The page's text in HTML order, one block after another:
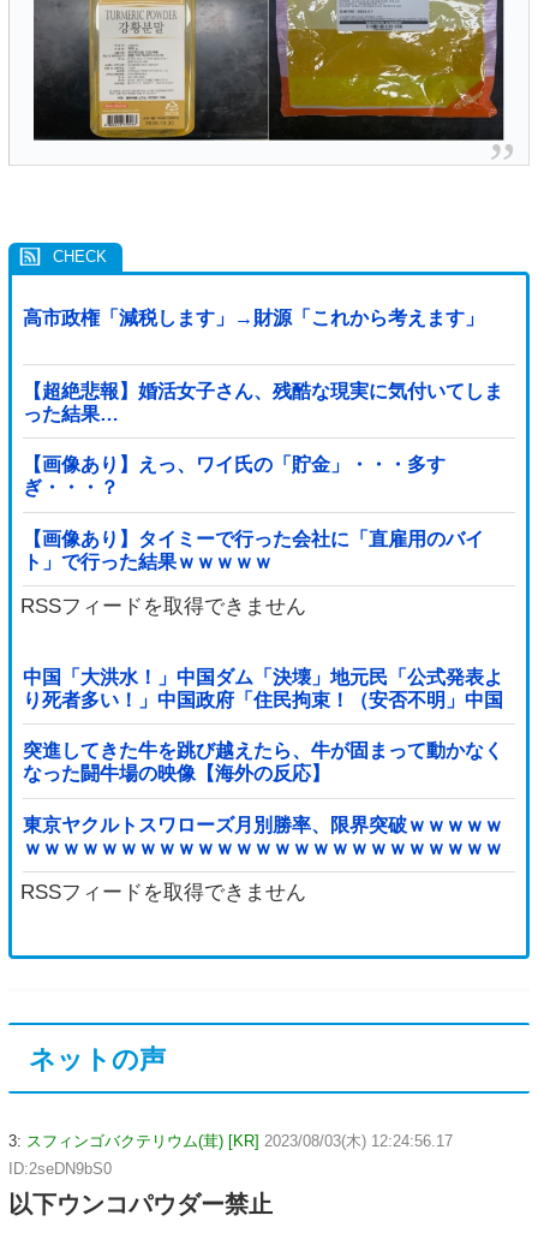
高市政権「減税します」→財源「これから考えます」
【超絶悲報】婚活女子さん、残酷な現実に気付いてしま
った結果…
【画像あり】えっ、ワイ氏の「貯金」・・・多す
ぎ・・・？
【画像あり】タイミーで行った会社に「直雇用のバイ
ト」で行った結果ｗｗｗｗｗ
RSSフィードを取得できません
中国「大洪水！」中国ダム「決壊」地元民「公式発表よ
り死者多い！」中国政府「住民拘束！（安否不明」中国
当局「救助隊動画も削除」台風13号「三峡ダム接近中」
→
突進してきた牛を跳び越えたら、牛が固まって動かなく
なった闘牛場の映像【海外の反応】
東京ヤクルトスワローズ月別勝率、限界突破ｗｗｗｗｗ
ｗｗｗｗｗｗｗｗｗｗｗｗｗｗｗｗｗｗｗｗｗｗｗｗｗ
ｗｗｗｗｗｗｗｗｗｗｗｗｗ他
RSSフィードを取得できません
ネットの声
3: スフィンゴバクテリウム(茸) [KR] 2023/08/03(木) 12:24:56.17
ID:2seDN9bS0
以下ウンコパウダー禁止